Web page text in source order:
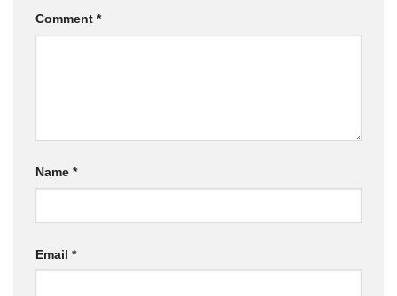
Comment *
Name *
Email *